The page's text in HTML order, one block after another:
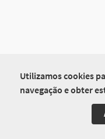
Utilizamos cookies
navegação e obter